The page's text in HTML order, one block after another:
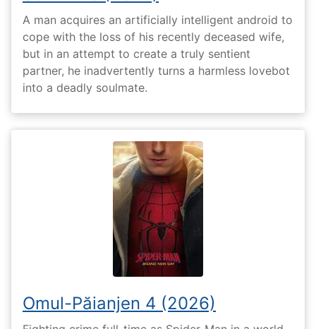
A man acquires an artificially intelligent android to
cope with the loss of his recently deceased wife,
but in an attempt to create a truly sentient
partner, he inadvertently turns a harmless lovebot
into a deadly soulmate.
Omul-Păianjen 4 (2026)